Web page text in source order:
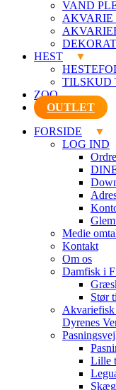
VAND
HEST
TILSKUD
ZOO
OUTLET
FORSIDE
LOG IND
Medie
Kontakt
Om os
Damfisk i
Stør
Akvariefisk
Dyrenes
Lille